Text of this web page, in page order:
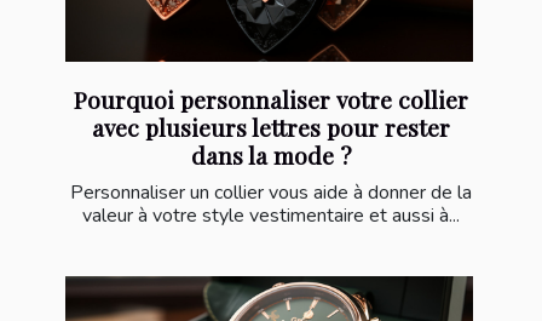
Pourquoi personnaliser votre collier
avec plusieurs lettres pour rester
dans la mode ?
Personnaliser un collier vous aide à donner de la
valeur à votre style vestimentaire et aussi à...